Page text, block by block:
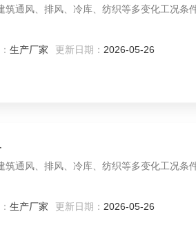
通风、排风、冷库、纺织等多变化工况条
生产厂家 更新日期： 2026-05-26
通风、排风、冷库、纺织等多变化工况条
生产厂家 更新日期： 2026-05-26